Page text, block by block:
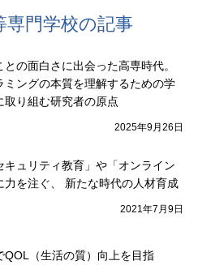
専門学校の記事
との面白さに出会った高専時代。
ミングの本質を理解するための学
取り組む研究者の原点
2025年9月26日
キュリティ教育」や「オンライン
力を注ぐ、 新たな時代の人材育成
2021年7月9日
QOL（生活の質）向上を目指